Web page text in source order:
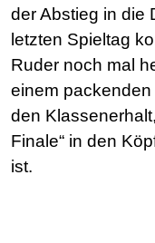
der Abstieg in die
letzten Spieltag
Ruder noch mal
einem
den
Finale“ in den
ist.